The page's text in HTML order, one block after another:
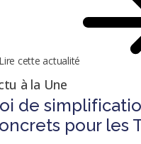
cette actualité
à la Une
de
pour les